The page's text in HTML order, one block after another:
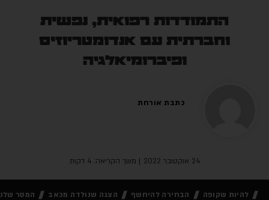
התמודדות רפואית, נפשית
וחברתית עם אנדומטריוזיס
ופיברומיאלגיה
כתבת אורחת
24 אוקטובר 2022 | משך הקריאה: 4 דקות
להיות שקופה הבחירה להיחשף הצגה שנולדה מכאב המסר